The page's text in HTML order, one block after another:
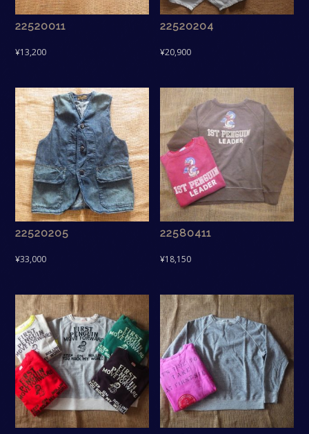
22520011
¥13,200
22520204
¥20,900
22520205
¥33,000
22580411
¥18,150